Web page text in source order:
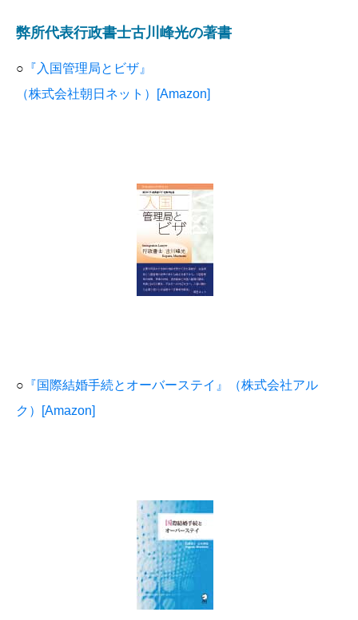
弊所代表行政書士古川峰光の著書
○ 『入国管理局とビザ』
（株式会社朝日ネット）[Amazon]
○ 『国際結婚手続とオーバーステイ』（株式会社アル
ク）[Amazon]